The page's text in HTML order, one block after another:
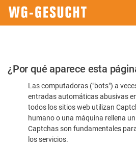
Por
favor,
confirme
humano
¿Por qué aparece esta
Las computadoras ("bots") a
entradas automáticas abusivas
todos los sitios web utilizan
humano o una máquina rellena
Captchas son fundamentales
los servicios.